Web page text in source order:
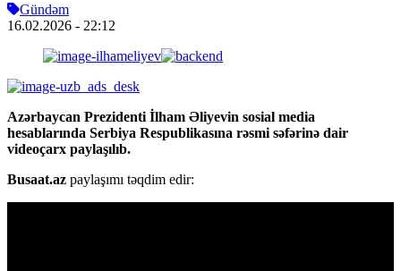
Gündəm
16.02.2026 - 22:12
Azərbaycan Prezidenti İlham Əliyevin sosial media
hesablarında Serbiya Respublikasına rəsmi səfərinə dair
videoçarx paylaşılıb.
Busaat.az paylaşımı təqdim edir: